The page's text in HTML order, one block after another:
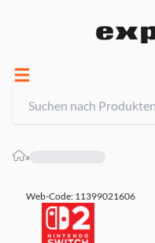
»
Web-Code: 11399021606